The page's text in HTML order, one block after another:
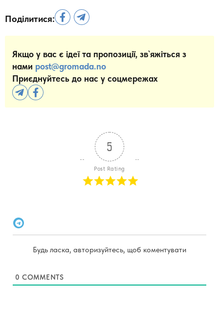
Поділитися:
Якщо у вас є ідеї та пропозиції, зв`яжіться з
нами post@gromada.no
Приєднуйтесь до нас у соцмережах
5
Post Rating
Будь ласка, авторизуйтесь, щоб коментувати
0 COMMENTS